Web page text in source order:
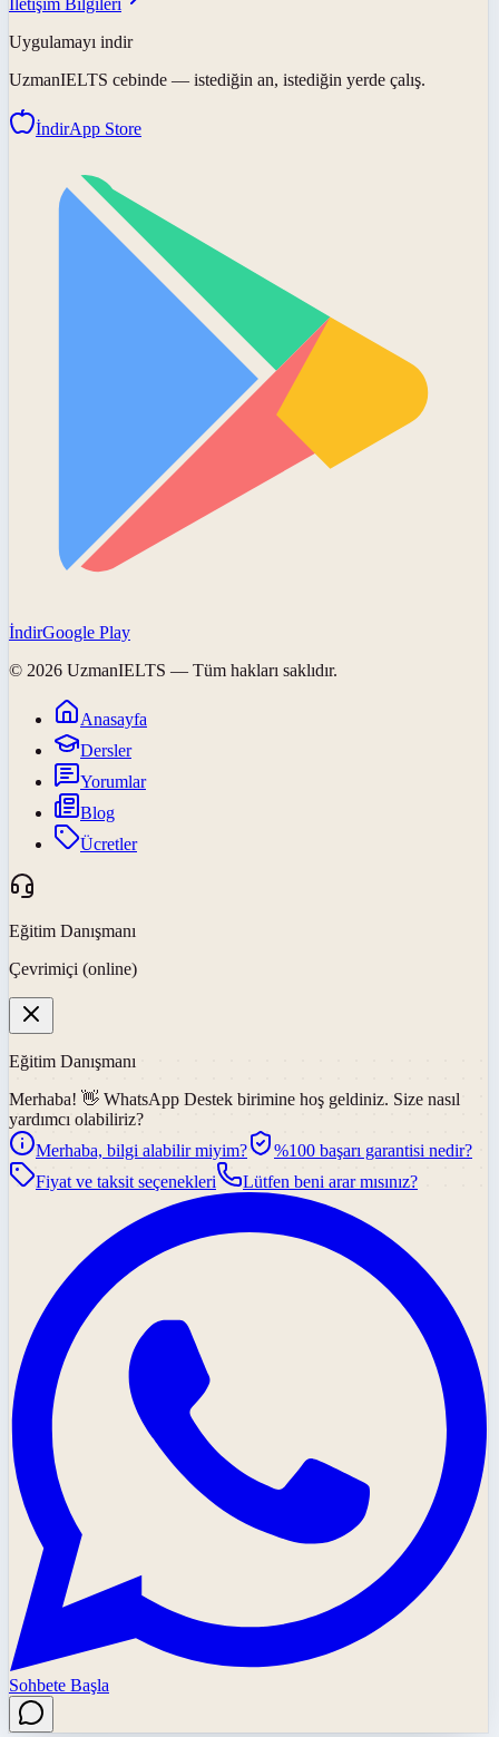
Uygulamayı indir
UzmanIELTS cebinde — istediğin an, istediğin yerde çalış.
İndirApp Store
İndirGoogle Play
© 2026 UzmanIELTS — Tüm hakları saklıdır.
Anasayfa
Dersler
Yorumlar
Blog
Ücretler
Eğitim Danışmanı
Çevrimiçi (online)
Eğitim Danışmanı
Merhaba! 👋 WhatsApp Destek birimine hoş geldiniz. Size nasıl
yardımcı olabiliriz?
Merhaba, bilgi alabilir miyim?
%100 başarı garantisi nedir?
Fiyat ve taksit seçenekleri
Lütfen beni arar mısınız?
Sohbete Başla